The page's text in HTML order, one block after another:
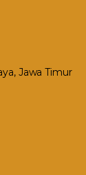
Jawa Timur